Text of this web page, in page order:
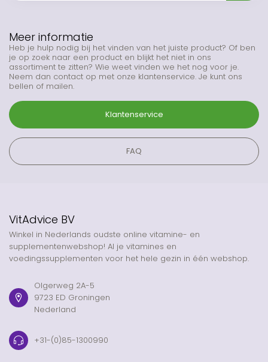
Meer informatie
Heb je hulp nodig bij het vinden van het juiste product? Of ben
je op zoek naar een product en blijkt het niet in ons
assortiment te zitten? Wie weet vinden we het nog voor je.
Neem dan contact op met onze klantenservice. Je kunt ons
bellen of mailen.
Klantenservice
FAQ
VitAdvice BV
Winkel in Nederlands oudste online vitamine- en
supplementenwebshop! Al je vitamines en
voedingssupplementen voor het hele gezin in één webshop.
Olgerweg 2A-5
9723 ED Groningen
Nederland
+31-(0)85-1300990